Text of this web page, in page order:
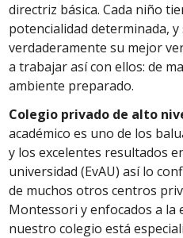
directriz básica. Cada niño
potencialidad determinada,
verdaderamente su mejor
a trabajar así con ellos: de
ambiente preparado.
Colegio privado de alto
académico es uno de los
y los excelentes resultados
universidad (EvAU) así lo
de muchos otros centros
Montessori y enfocados a la
nuestro colegio está